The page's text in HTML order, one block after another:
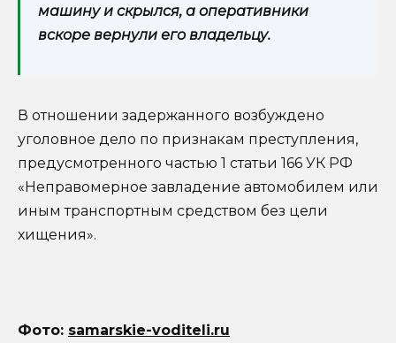
машину и скрылся, а оперативники
вскоре вернули его владельцу.
В отношении задержанного возбуждено
уголовное дело по признакам преступления,
предусмотренного частью 1 статьи 166 УК РФ
«Неправомерное завладение автомобилем или
иным транспортным средством без цели
хищения».
Фото: samarskie-voditeli.ru